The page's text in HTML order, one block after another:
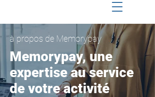
à propos de Memorypay
Memorypay, une
expertise au service
de votre activité